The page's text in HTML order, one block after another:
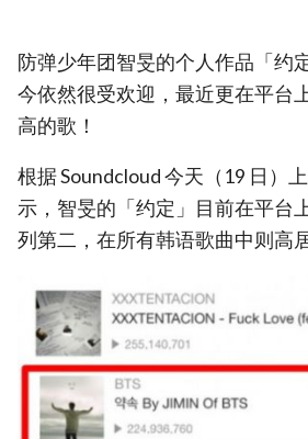
防弹少年团智旻的个人作品「约
今依然很受欢迎，最近更在平台
高的歌！
根据 Soundcloud 今天（19 日）
示，智旻的「约定」目前在平台
列第二，在所有韩语歌曲中则高